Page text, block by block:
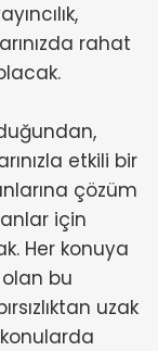
rahat
etkili bir
çözüm
için
Her konuya
bu
uzak